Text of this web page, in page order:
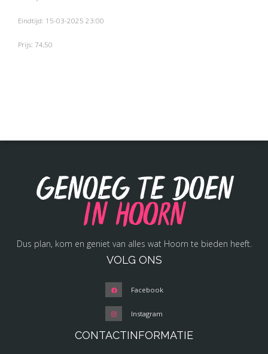
Eindtijd: 15-03-2025 23:00
Prijs: 74,50
Genoeg te doen
in Hoorn
Dus plan, kom en geniet van alles wat Hoorn te bieden heeft.
VOLG ONS
Facebook
Instagram
CONTACTINFORMATIE